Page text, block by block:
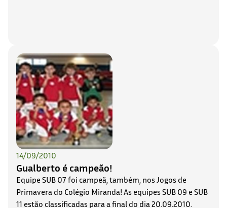
14/09/2010
Gualberto é campeão!
Equipe SUB 07 foi campeã, também, nos Jogos de
Primavera do Colégio Miranda! As equipes SUB 09 e SUB
11 estão classificadas para a final do dia 20.09.2010.